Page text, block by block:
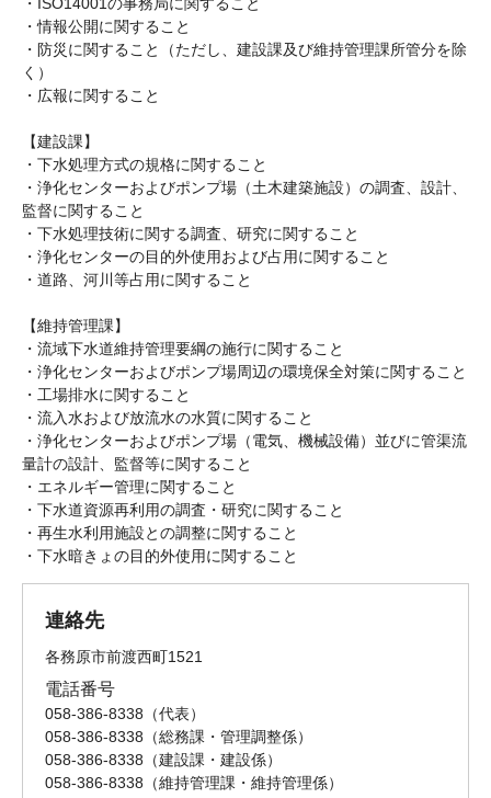
・ISO14001の事務局に関すること
・情報公開に関すること
・防災に関すること（ただし、建設課及び維持管理課所管分を除
く）
・広報に関すること
【建設課】
・下水処理方式の規格に関すること
・浄化センターおよびポンプ場（土木建築施設）の調査、設計、
監督に関すること
・下水処理技術に関する調査、研究に関すること
・浄化センターの目的外使用および占用に関すること
・道路、河川等占用に関すること
【維持管理課】
・流域下水道維持管理要綱の施行に関すること
・浄化センターおよびポンプ場周辺の環境保全対策に関すること
・工場排水に関すること
・流入水および放流水の水質に関すること
・浄化センターおよびポンプ場（電気、機械設備）並びに管渠流
量計の設計、監督等に関すること
・エネルギー管理に関すること
・下水道資源再利用の調査・研究に関すること
・再生水利用施設との調整に関すること
・下水暗きょの目的外使用に関すること
連絡先
各務原市前渡西町1521
電話番号
058-386-8338
代表
058-386-8338
総務課・管理調整係
058-386-8338
建設課・建設係
058-386-8338
維持管理課・維持管理係